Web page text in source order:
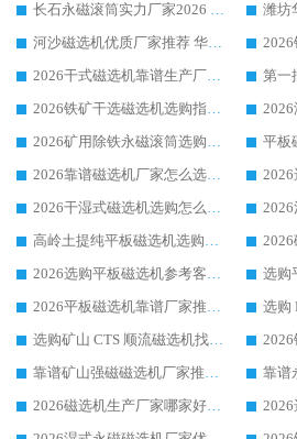
长石永磁滚筒实力厂家2026 华体会手机网页版-华体会(中国) 深耕磁电领域品质可靠
河沙磁选机优质厂家推荐 华体会手机网页版-华体会(中国) 获实力与口碑企业
2026干式磁选机靠谱生产厂家参考：华体会手机网页版-华体会(中国) 多款设备适配多行业选矿需求
2026铁矿干选磁选机选购指南，众多矿山用户青睐华体会手机网页版-华体会(中国) 源头厂家
2026矿用除铁永磁滚筒选购参考，高口碑源头厂家优选华体会手机网页版-华体会(中国)
2026靠谱磁选机厂家怎么选?综合实测，众多客户青睐华体会手机网页版-华体会(中国) 设备
2026干湿式磁选机选购怎么选?多地区用户实测优选华体会手机网页版-华体会(中国) 生产厂家
高岭土提纯平板磁选机选购指南，优选华体会手机网页版-华体会(中国) 靠谱生产厂家
2026选购平板磁选机参考客户真实体验，华体会手机网页版-华体会(中国) 厂家行业口碑排名前列
2026平板磁选机靠谱厂家推荐_ 华体会手机网页版-华体会(中国) 凭借良好口碑获得众多客户认可
选购矿山 CTS 顺流磁选机找实体厂家，华体会手机网页版-华体会(中国) 按需定制设备配套完善售后
靠谱矿山强磁磁选机厂家推荐 2026客户真实使用心得分享
2026磁选机生产厂家哪家好?众多客户使用体验分享华体会手机网页版-华体会(中国)